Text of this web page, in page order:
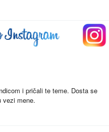
i pričali te teme. Dosta se
vezi mene.